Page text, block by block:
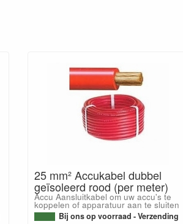
25 mm² Accukabel dubbel
geïsoleerd rood (per meter)
Accu Aansluitkabel om uw accu's te
koppelen of apparatuur aan te sluiten
Bij ons op voorraad - Verzending